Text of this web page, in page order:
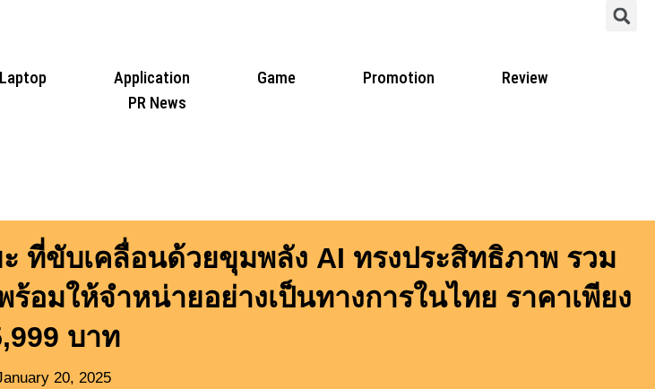
Application Game Promotion
Review
PR News
ที่ขับเคลื่อนด้วยขุมพลัง AI ทรงประสิทธิภาพ รวม
อมให้จำหน่ายอย่างเป็นทางการในไทย ราคาเพียง
บาท
20, 2025